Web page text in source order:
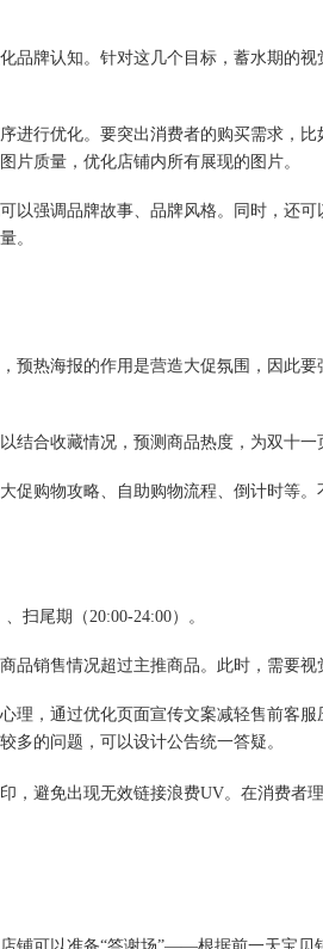
认知。针对这几个目标，蓄水期的视
行优化。要突出消费者的购买需求，
片质量，优化店铺内所有展现的图片。
强调品牌故事、品牌风格。同时，还
。
海报的作用是营造大促氛围，因此要
合收藏情况，预测商品热度，为双十一
物攻略、自助购物流程、倒计时等。
扫尾期（20:00-24:00）。
售情况超过主推商品。此时，需要视
通过优化页面宣传文案减轻售前客服
多的问题，可以设计公告统一答疑。
避免出现无效链接浪费UV。在消费者